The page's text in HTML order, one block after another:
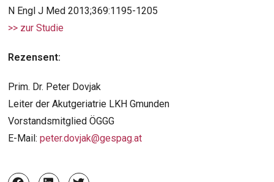
N Engl J Med 2013;369:1195-1205
>> zur Studie
Rezensent:
Prim. Dr. Peter Dovjak
Leiter der Akutgeriatrie LKH Gmunden
Vorstandsmitglied ÖGGG
E-Mail:peter.dovjak@gespag.at